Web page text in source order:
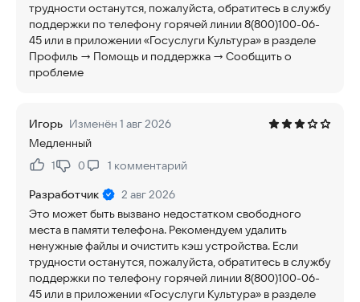
трудности останутся, пожалуйста, обратитесь в службу
поддержки по телефону горячей линии 8(800)100-06-
45 или в приложении «Госуслуги Культура» в разделе
Профиль → Помощь и поддержка → Сообщить о
проблеме
Игорь Изменён 1 авг 2026
Медленный
Нравится:
1Не нравится:
0 1 комментарий
Разработчик
2 авг 2026
Это может быть вызвано недостатком свободного
места в памяти телефона. Рекомендуем удалить
ненужные файлы и очистить кэш устройства. Если
трудности останутся, пожалуйста, обратитесь в службу
поддержки по телефону горячей линии 8(800)100-06-
45 или в приложении «Госуслуги Культура» в разделе